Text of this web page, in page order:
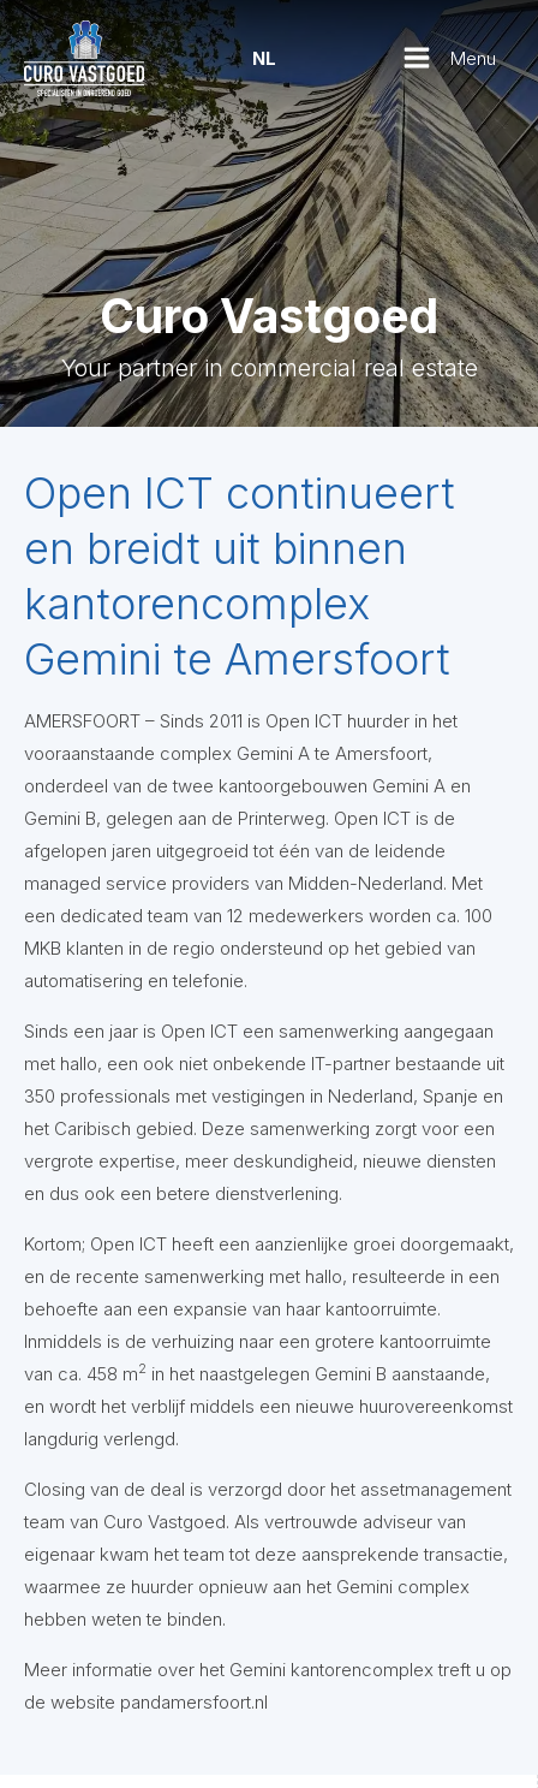
NL Menu
Curo Vastgoed
Your partner in commercial real estate
Open ICT continueert
en breidt uit binnen
kantorencomplex
Gemini te Amersfoort
AMERSFOORT – Sinds 2011 is Open ICT huurder in het
vooraanstaande complex Gemini A te Amersfoort,
onderdeel van de twee kantoorgebouwen Gemini A en
Gemini B, gelegen aan de Printerweg. Open ICT is de
afgelopen jaren uitgegroeid tot één van de leidende
managed service providers van Midden-Nederland. Met
een dedicated team van 12 medewerkers worden ca. 100
MKB klanten in de regio ondersteund op het gebied van
automatisering en telefonie.
Sinds een jaar is Open ICT een samenwerking aangegaan
met hallo, een ook niet onbekende IT-partner bestaande uit
350 professionals met vestigingen in Nederland, Spanje en
het Caribisch gebied. Deze samenwerking zorgt voor een
vergrote expertise, meer deskundigheid, nieuwe diensten
en dus ook een betere dienstverlening.
Kortom; Open ICT heeft een aanzienlijke groei doorgemaakt,
en de recente samenwerking met hallo, resulteerde in een
behoefte aan een expansie van haar kantoorruimte.
Inmiddels is de verhuizing naar een grotere kantoorruimte
van ca. 458 m2 in het naastgelegen Gemini B aanstaande,
en wordt het verblijf middels een nieuwe huurovereenkomst
langdurig verlengd.
Closing van de deal is verzorgd door het assetmanagement
team van Curo Vastgoed. Als vertrouwde adviseur van
eigenaar kwam het team tot deze aansprekende transactie,
waarmee ze huurder opnieuw aan het Gemini complex
hebben weten te binden.
Meer informatie over het Gemini kantorencomplex treft u op
de website pandamersfoort.nl